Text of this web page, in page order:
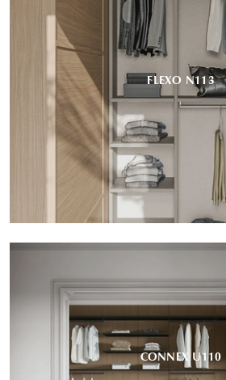
FLEXO N113
CONNEX U110